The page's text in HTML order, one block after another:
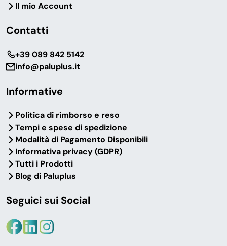
Il mio Account
Contatti
‎+39 089 842 5142
info@paluplus.it
Informative
Politica di rimborso e reso
Tempi e spese di spedizione
Modalità di Pagamento Disponibili
Informativa privacy (GDPR)
Tutti i Prodotti
Blog di Paluplus
Seguici sui Social